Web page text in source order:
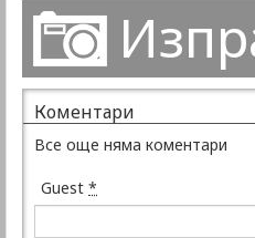
Коментари
Все още няма коментари
Guest *